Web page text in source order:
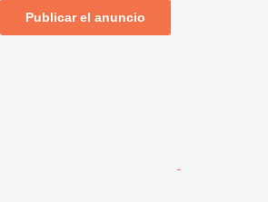
Publicar el anuncio